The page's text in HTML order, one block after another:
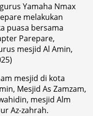
Yamaha Nmax
melakukan
puasa bersama
Parepare,
mesjid Al Amin,
mesjid di kota
Mesjid As Zamzam,
mesjid Alm
Az-zahrah.